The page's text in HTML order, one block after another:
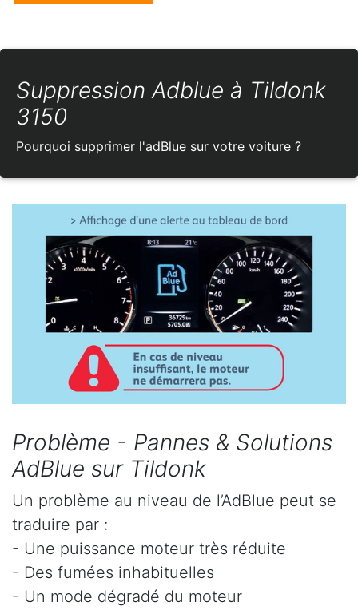
Suppression Adblue à Tildonk
3150
Pourquoi supprimer l'adBlue sur votre voiture ?
Problème - Pannes & Solutions
AdBlue sur Tildonk
Un problème au niveau de l’AdBlue peut se
traduire par :
- Une puissance moteur très réduite
- Des fumées inhabituelles
- Un mode dégradé du moteur